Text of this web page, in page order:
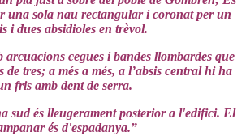
una sola nau rectangular i coronat per un
i dues absidioles en trèvol.
arcuacions cegues i bandes llombardes que
de tres; a més a més, a l’absis central hi ha
fris amb dent de serra.
sud és lleugerament posterior a l'edifici. El
és d'espadanya.”